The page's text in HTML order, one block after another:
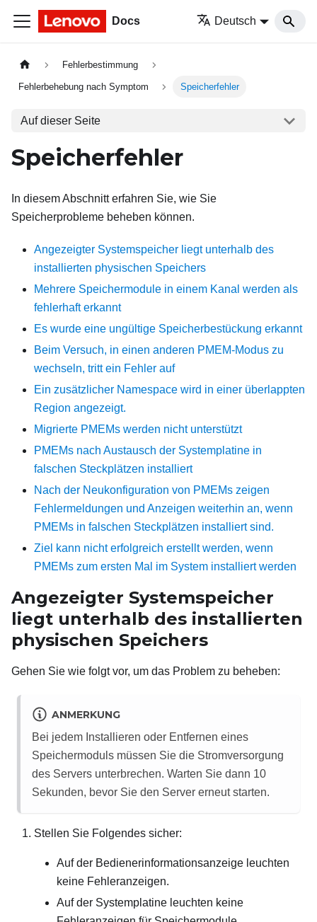
Docs Deutsch
Fehlerbestimmung
Fehlerbehebung nach Symptom Speicherfehler
Auf dieser Seite
Speicherfehler
In diesem Abschnitt erfahren Sie, wie Sie
Speicherprobleme beheben können.
Angezeigter Systemspeicher liegt unterhalb des
installierten physischen Speichers
Mehrere Speichermodule in einem Kanal werden als
fehlerhaft erkannt
Es wurde eine ungültige Speicherbestückung erkannt
Beim Versuch, in einen anderen PMEM-Modus zu
wechseln, tritt ein Fehler auf
Ein zusätzlicher Namespace wird in einer überlappten
Region angezeigt.
Migrierte PMEMs werden nicht unterstützt
PMEMs nach Austausch der Systemplatine in
falschen Steckplätzen installiert
Nach der Neukonfiguration von PMEMs zeigen
Fehlermeldungen und Anzeigen weiterhin an, wenn
PMEMs in falschen Steckplätzen installiert sind.
Ziel kann nicht erfolgreich erstellt werden, wenn
PMEMs zum ersten Mal im System installiert werden
Angezeigter Systemspeicher
liegt unterhalb des installierten
physischen Speichers
Gehen Sie wie folgt vor, um das Problem zu beheben:
ANMERKUNG
Bei jedem Installieren oder Entfernen eines
Speichermoduls müssen Sie die Stromversorgung
des Servers unterbrechen. Warten Sie dann 10
Sekunden, bevor Sie den Server erneut starten.
Stellen Sie Folgendes sicher:
Auf der Bedienerinformationsanzeige leuchten
keine Fehleranzeigen.
Auf der Systemplatine leuchten keine